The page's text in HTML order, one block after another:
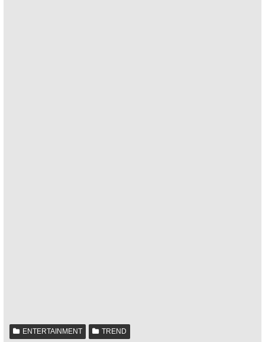
ENTERTAINMENT TREND